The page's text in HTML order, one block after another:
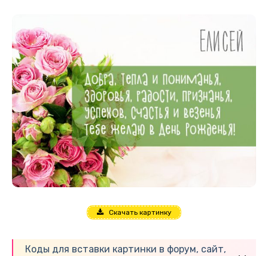
Скачать картинку
Коды для вставки картинки в форум, сайт,